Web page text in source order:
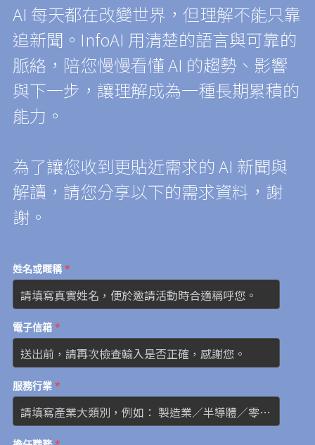
AI 每天都在改變世界，但理解不能只靠
追新聞。InfoAI 用清楚的語言與可靠的
脈絡，陪您慢慢看懂 AI 的趨勢、影響
與下一步，讓理解成為一種長期累積的
能力。
為了讓您收到更貼近需求的 AI 新聞與
解讀，請您分享以下的需求資料，謝
謝。
姓名或暱稱*
電子信箱*
服務行業*